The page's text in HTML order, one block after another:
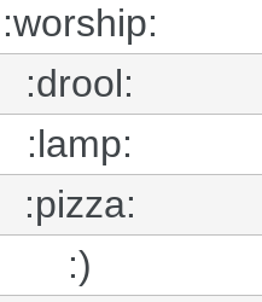
:worship:
:drool:
:lamp:
:pizza:
:)